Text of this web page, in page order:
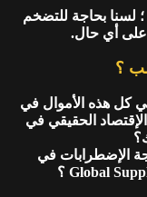
؛ لسنا بحاجة للتضخم
على أي حال.
؟
كل هذه الأموال في
الحقيقي في
الإضطرابات في